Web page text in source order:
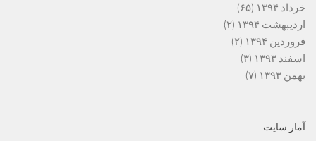
خرداد ۱۳۹۴
(۶۵)
اردیبهشت ۱۳۹۴
(۲)
فروردین ۱۳۹۴
(۲)
اسفند ۱۳۹۳
(۳)
بهمن ۱۳۹۳
(۷)
آمار سایت